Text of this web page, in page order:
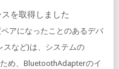
を取得しました
アになったことのあるデバ
スなど)は、システムの
め、BluetoothAdapterのイ